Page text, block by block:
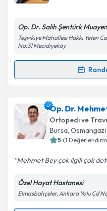
Kişisel verilerimin
'ni okudum
kapsamda
Takvim
Op. Dr. Salih Şentürk
Teşvikiye Mahallesi Hakkı Yeten
No:31 Mecidiyeköy
Randevu Takvimi
Op. Dr. Salih Şentürk
oluşturun. Size bu
takvim
Kişisel verilerimin
Metni'ni okudum
Op. Dr.
Ortopedi ve
Bursa, Osmangazi
5 (1
Mehmet Bey çok ilgili çok
Özel Hayat Hastanesi
Elmasbahçeler, Ankara Yolu Cd